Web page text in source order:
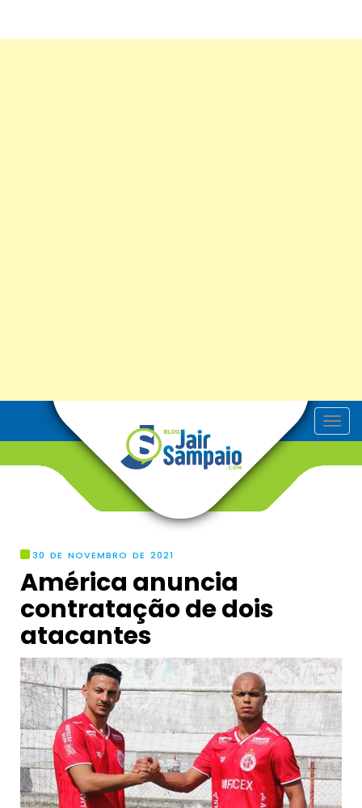
T
o
30 DE NOVEMBRO DE 2021
América anuncia
contratação de dois
atacantes